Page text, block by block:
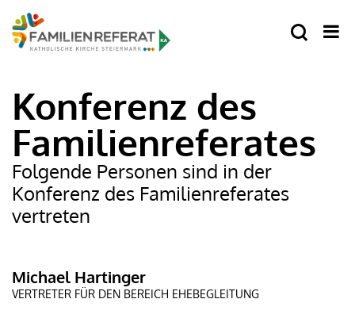
Konferenz des
Familienreferates
Folgende Personen sind in der
Konferenz des Familienreferates
vertreten
Michael Hartinger
VERTRETER FÜR DEN BEREICH EHEBEGLEITUNG